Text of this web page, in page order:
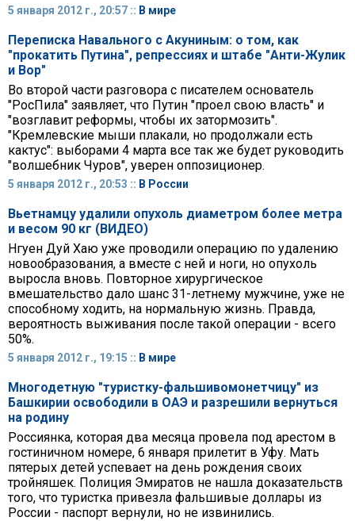
5 января 2012 г., 20:57 :: В мире
Переписка Навального с Акуниным: о том, как
"прокатить Путина", репрессиях и штабе "Анти-Жулик
и Вор"
Во второй части разговора с писателем основатель
"РосПила" заявляет, что Путин "проел свою власть" и
"возглавит реформы, чтобы их затормозить".
"Кремлевские мыши плакали, но продолжали есть
кактус": выборами 4 марта все так же будет руководить
"волшебник Чуров", уверен оппозиционер.
5 января 2012 г., 20:53 :: В России
Вьетнамцу удалили опухоль диаметром более метра
и весом 90 кг (ВИДЕО)
Нгуен Дуй Хаю уже проводили операцию по удалению
новообразования, а вместе с ней и ноги, но опухоль
выросла вновь. Повторное хирургическое
вмешательство дало шанс 31-летнему мужчине, уже не
способному ходить, на нормальную жизнь. Правда,
вероятность выживания после такой операции - всего
50%.
5 января 2012 г., 19:15 :: В мире
Многодетную "туристку-фальшивомонетчицу" из
Башкирии освободили в ОАЭ и разрешили вернуться
на родину
Россиянка, которая два месяца провела под арестом в
гостиничном номере, 6 января прилетит в Уфу. Мать
пятерых детей успевает на день рождения своих
тройняшек. Полиция Эмиратов не нашла доказательств
того, что туристка привезла фальшивые доллары из
России - паспорт вернули, но не извинились.